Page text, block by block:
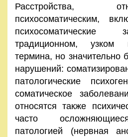
Расстройства,
психосоматическим,
психосоматические
традиционном, узком
термина, но значительно
нарушений:
патологические
соматическое
относятся также
часто
патологией (нервная